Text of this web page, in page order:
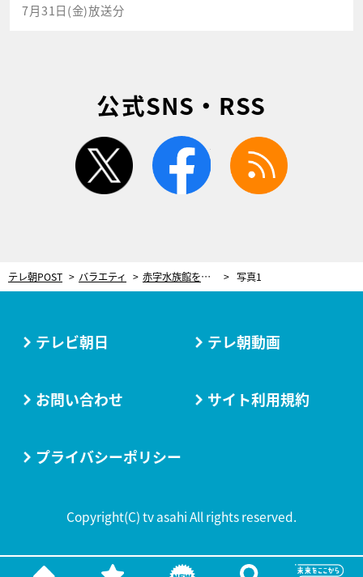
7月31日(金)放送分
公式SNS・RSS
twitter facebook
テレ朝POST バラエティ 赤字水族館を「お魚マニアな高校生」が改革したら…お客さん0人→超人気観光スポットに奇跡の再建 写真1
テレビ朝日 テレ朝動画
お問い合わせ サイト利用規約
プライバシーポリシー
Copyright(C) tv asahi All rights reserved.